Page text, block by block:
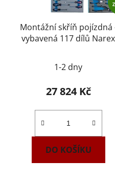
Montážní skříň pojízdná
vybavená 117 dílů Narex
1-2 dny
27 824 Kč
DO KOŠÍKU